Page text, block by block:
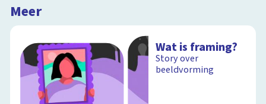
Meer
Wat is framing?
Story over
beeldvorming